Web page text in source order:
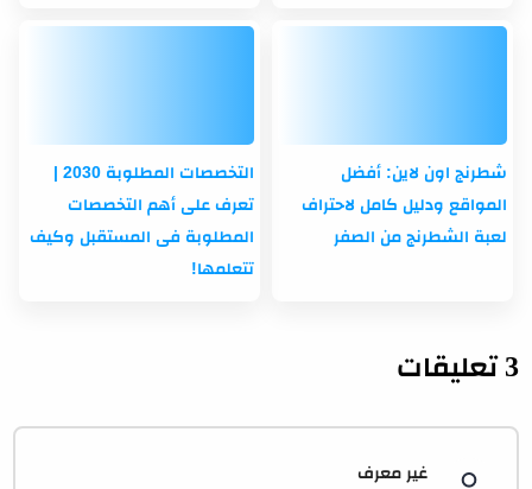
شطرنج اون لاين: أفضل
المواقع ودليل كامل لاحتراف
لعبة الشطرنج من الصفر
التخصصات المطلوبة 2030 |
تعرف على أهم التخصصات
المطلوبة فى المستقبل وكيف
تتعلمها!
3 تعليقات
غير معرف